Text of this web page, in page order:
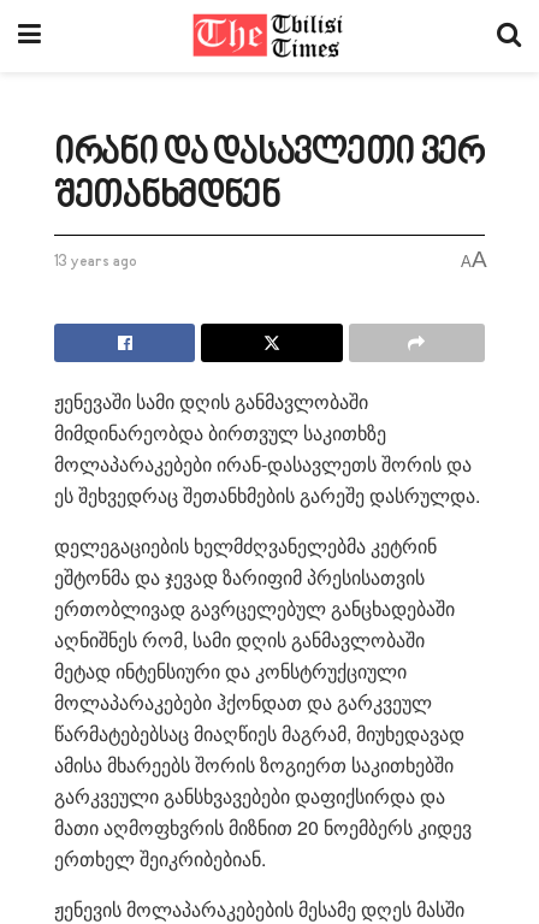
ირანი და დასავლეთი ვერ
შეთანხმდნენ
13 years ago AA
ჟენევაში სამი დღის განმავლობაში
მიმდინარეობდა ბირთვულ საკითხზე
მოლაპარაკებები ირან-დასავლეთს შორის და
ეს შეხვედრაც შეთანხმების გარეშე დასრულდა.
დელეგაციების ხელმძღვანელებმა კეტრინ
ეშტონმა და ჯევად ზარიფიმ პრესისათვის
ერთობლივად გავრცელებულ განცხადებაში
აღნიშნეს რომ, სამი დღის განმავლობაში
მეტად ინტენსიური და კონსტრუქციული
მოლაპარაკებები ჰქონდათ და გარკვეულ
წარმატებებსაც მიაღწიეს მაგრამ, მიუხედავად
ამისა მხარეებს შორის ზოგიერთ საკითხებში
გარკვეული განსხვავებები დაფიქსირდა და
მათი აღმოფხვრის მიზნით 20 ნოემბერს კიდევ
ერთხელ შეიკრიბებიან.
ჟენევის მოლაპარაკებების მესამე დღეს მასში